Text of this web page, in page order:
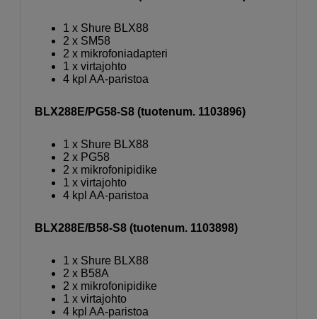
1 x Shure BLX88
2 x SM58
2 x mikrofoniadapteri
1 x virtajohto
4 kpl AA-paristoa
BLX288E/PG58-S8 (tuotenum. 1103896)
1 x Shure BLX88
2 x PG58
2 x mikrofonipidike
1 x virtajohto
4 kpl AA-paristoa
BLX288E/B58-S8 (tuotenum. 1103898)
1 x Shure BLX88
2 x B58A
2 x mikrofonipidike
1 x virtajohto
4 kpl AA-paristoa